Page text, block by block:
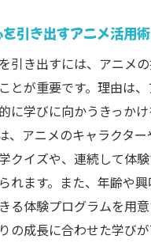
引き出すアニメ活用術
引き出すには、アニメ
とが重要です。理由は
に学びに向かうきっか
、アニメのキャラクタ
クイズや、連続して体
れます。また、年齢や
る体験プログラムを用
の成長に合わせた学び